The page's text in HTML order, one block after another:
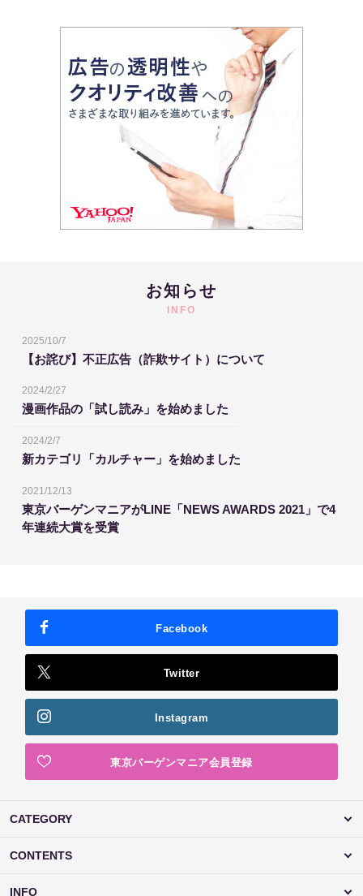
お知らせ
INFO
2025/10/7
【お詫び】不正広告（詐欺サイト）について
2024/2/27
漫画作品の「試し読み」を始めました
2024/2/7
新カテゴリ「カルチャー」を始めました
2021/12/13
東京バーゲンマニアがLINE「NEWS AWARDS 2021」で4
年連続大賞を受賞
Facebook
Twitter
Instagram
東京バーゲンマニア会員登録
CATEGORY
CONTENTS
INFO